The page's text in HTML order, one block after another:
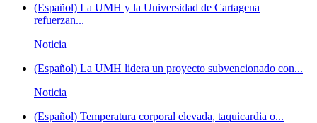
(Español) La UMH y la Universidad de Cartagena
refuerzan...
Noticia
(Español) La UMH lidera un proyecto subvencionado con...
Noticia
(Español) Temperatura corporal elevada, taquicardia o...